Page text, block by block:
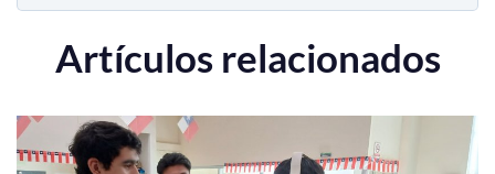
Artículos relacionados